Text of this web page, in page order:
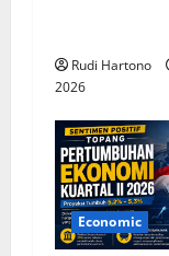
nRudi Hartono
2026
Economic